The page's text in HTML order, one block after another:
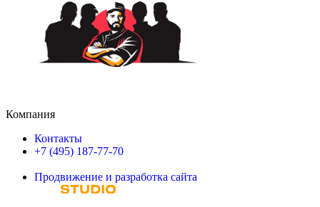
Компания
Контакты
+7 (495) 187-77-70
Продвижение и разработка сайта